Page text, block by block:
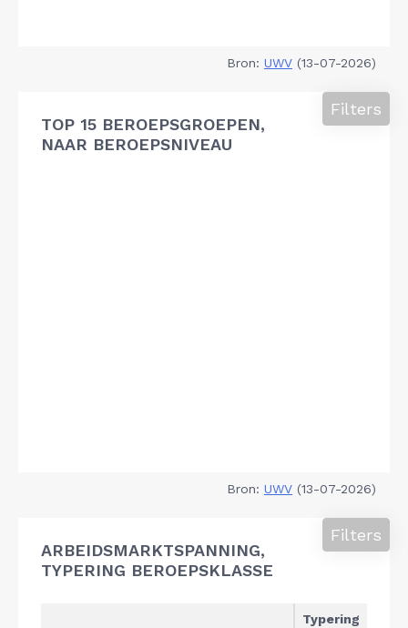
Bron: UWV (13-07-2026)
TOP 15 BEROEPSGROEPEN,
NAAR BEROEPSNIVEAU
Filters
Bron: UWV (13-07-2026)
ARBEIDSMARKTSPANNING,
TYPERING BEROEPSKLASSE
Filters